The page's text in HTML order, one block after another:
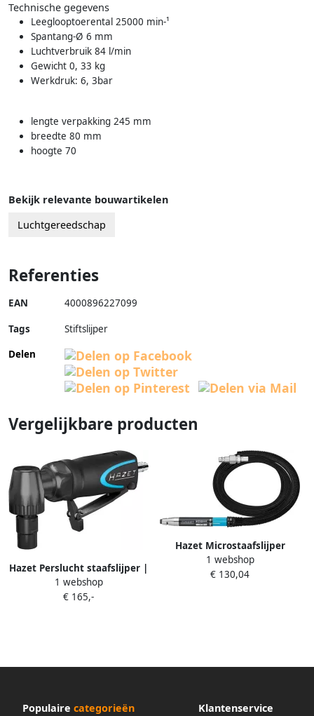
Technische gegevens
Leeglooptoerental 25000 min-¹
Spantang-Ø 6 mm
Luchtverbruik 84 l/min
Gewicht 0, 33 kg
Werkdruk: 6, 3bar
lengte verpakking 245 mm
breedte 80 mm
hoogte 70
Bekijk relevante bouwartikelen
Luchtgereedschap
Referenties
EAN 4000896227099
Tags
Stiftslijper
Delen
Vergelijkbare producten
Hazet Perslucht staafslijper |
9032M-5 | 18000 min-¹ | 6
mm 4000898949
1 webshop
€ 165,-
Hazet Microstaafslijper
9032MK · Lengte: 131 5 mm
1 webshop
€ 130,04
Populaire categorieën Klantenservice